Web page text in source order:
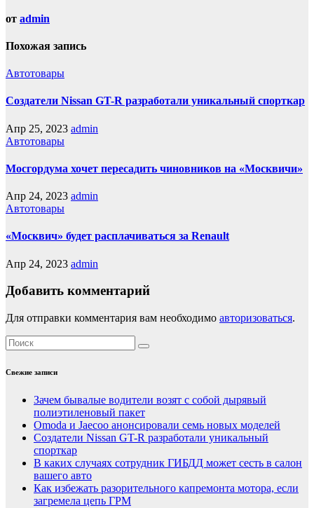
от admin
Похожая запись
Автотовары
Создатели Nissan GT-R разработали уникальный спорткар
Апр 25, 2023 admin
Автотовары
Мосгордума хочет пересадить чиновников на «Москвичи»
Апр 24, 2023 admin
Автотовары
«Москвич» будет расплачиваться за Renault
Апр 24, 2023 admin
Добавить комментарий
Для отправки комментария вам необходимо авторизоваться.
Свежие записи
Зачем бывалые водители возят с собой дырявый
полиэтиленовый пакет
Оmoda и Jaecoo анонсировали семь новых моделей
Создатели Nissan GT-R разработали уникальный
спорткар
В каких случаях сотрудник ГИБДД может сесть в салон
вашего авто
Как избежать разорительного капремонта мотора, если
загремела цепь ГРМ